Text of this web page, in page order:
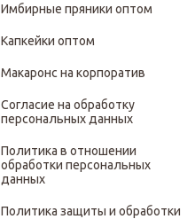
Имбирные пряники оптом
Капкейки оптом
Макаронс на корпоратив
Согласие на обработку
персональных данных
Политика в отношении
обработки персональных
данных
Политика защиты и обработки